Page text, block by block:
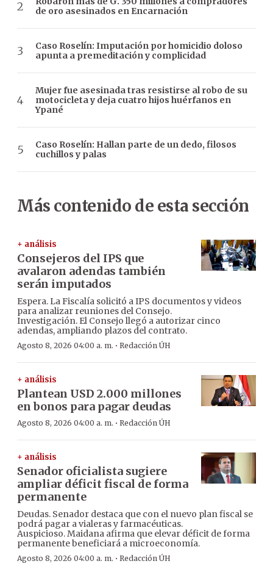
de oro asesinados en Encarnación
Caso Roselín: Imputación por homicidio doloso
apunta a premeditación y complicidad
Mujer fue asesinada tras resistirse al robo de su
motocicleta y deja cuatro hijos huérfanos en
Ypané
Caso Roselín: Hallan parte de un dedo, filosos
cuchillos y palas
Más contenido de esta sección
+ análisis
Consejeros del IPS que
avalaron adendas también
serán imputados
Espera. La Fiscalía solicitó a IPS documentos y videos
para analizar reuniones del Consejo.
Investigación. El Consejo llegó a autorizar cinco
adendas, ampliando plazos del contrato.
Agosto 8, 2026 04:00 a. m. · Redacción ÚH
+ análisis
Plantean USD 2.000 millones
en bonos para pagar deudas
Agosto 8, 2026 04:00 a. m. · Redacción ÚH
+ análisis
Senador oficialista sugiere
ampliar déficit fiscal de forma
permanente
Deudas. Senador destaca que con el nuevo plan fiscal se
podrá pagar a vialeras y farmacéuticas.
Auspicioso. Maidana afirma que elevar déficit de forma
permanente beneficiará a microeconomía.
Agosto 8, 2026 04:00 a. m. · Redacción ÚH